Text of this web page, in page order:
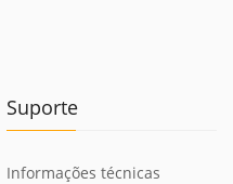
Suporte
Informações técnicas